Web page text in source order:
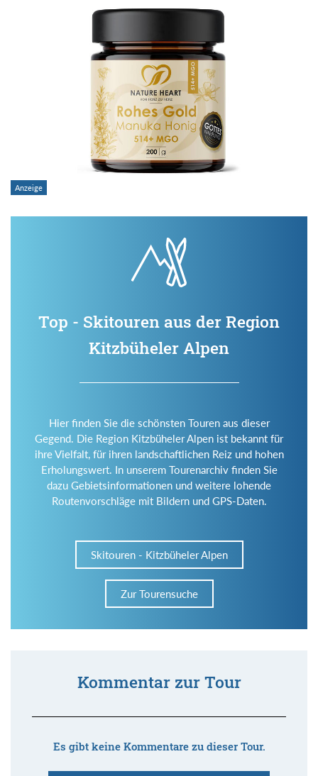
Top - Skitouren aus der Region
Kitzbüheler Alpen
Hier finden Sie die schönsten Touren aus dieser
Gegend. Die Region Kitzbüheler Alpen ist bekannt für
ihre Vielfalt, für ihren landschaftlichen Reiz und hohen
Erholungswert. In unserem Tourenarchiv finden Sie
dazu Gebietsinformationen und weitere lohende
Routenvorschläge mit Bildern und GPS-Daten.
Skitouren - Kitzbüheler Alpen
Zur Tourensuche
Kommentar zur Tour
Es gibt keine Kommentare zu dieser Tour.